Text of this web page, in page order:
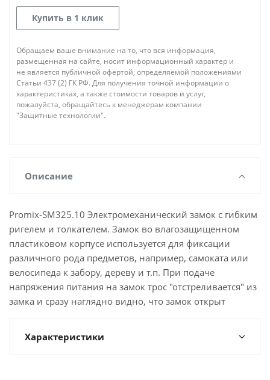
Купить в 1 клик
Обращаем ваше внимание на то, что вся информация,
размещенная на сайте, носит информационный характер и
не является публичной офертой, определяемой положениями
Статьи 437 (2) ГК РФ. Для получения точной информации о
характеристиках, а также стоимости товаров и услуг,
пожалуйста, обращайтесь к менеджерам компании
"Защитные технологии".
Описание
Promix-SM325.10 Электромеханический замок с гибким
ригелем и толкателем. Замок во влагозащищенном
пластиковом корпусе используется для фиксации
различного рода предметов, например, самоката или
велосипеда к забору, дереву и т.п. При подаче
напряжения питания на замок трос "отстреливается" из
замка и сразу наглядно видно, что замок открыт
Характеристики